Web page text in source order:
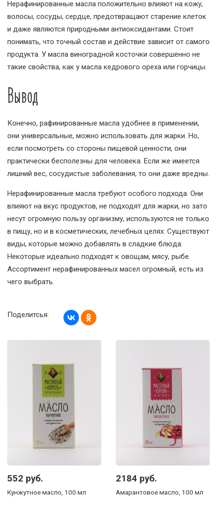
Нерафинированные масла положительно влияют на кожу,
волосы, сосуды, сердце, предотвращают старение клеток
и даже являются природными антиоксидантами. Стоит
понимать, что точный состав и действие зависит от самого
продукта. У масла виноградной косточки совершенно не
такие свойства, как у масла кедрового ореха или горчицы.
Вывод
Конечно, рафинированные масла удобнее в применении,
они универсальные, можно использовать для жарки. Но,
если посмотреть со стороны пищевой ценности, они
практически бесполезны для человека. Если же имеется
лишний вес, сосудистые заболевания, то они даже вредны.
Нерафинированные масла требуют особого подхода. Они
влияют на вкус продуктов, не подходят для жарки, но зато
несут огромную пользу организму, используются не только
в пищу, но и в косметических, лечебных целях. Существуют
виды, которые можно добавлять в сладкие блюда.
Некоторые идеально подходят к овощам, мясу, рыбе.
Ассортимент нерафинированных масел огромный, есть из
чего выбрать.
Поделитсья:
552 руб.
Кунжутное масло, 100 мл
2184 руб.
Амарантовое масло, 100 мл